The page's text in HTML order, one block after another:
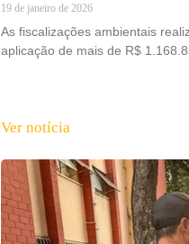
19 de janeiro de 2026
As fiscalizações ambientais
aplicação de mais de R$
Ver notícia